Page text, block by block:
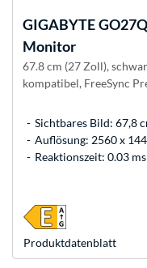
GIGABYTE
Monitor
67.8 cm (27 Zoll),
kompatibel, FreeSync
Sichtbares Bild: 67,8
Auflösung: 2560 x
Reaktionszeit: 0.03
Produkt­datenblatt